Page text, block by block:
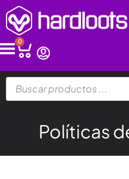
contenido
0
Cart
Políticas